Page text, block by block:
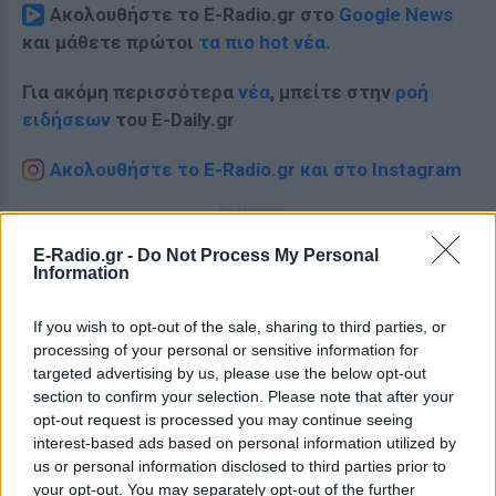
E-Radio.gr - Do Not Process My Personal
Information
If you wish to opt-out of the sale, sharing to third parties, or
processing of your personal or sensitive information for
targeted advertising by us, please use the below opt-out
section to confirm your selection. Please note that after your
opt-out request is processed you may continue seeing
interest-based ads based on personal information utilized by
us or personal information disclosed to third parties prior to
your opt-out. You may separately opt-out of the further
Ακολουθήστε το E-Radio.gr στο Google News
και μάθετε πρώτοι τα πιο hot νέα.
Για ακόμη περισσότερα νέα, μπείτε στην ροή
ειδήσεων του E-Daily.gr
Ακολουθήστε το E-Radio.gr και στο Instagram
ΔΙΑΦΗΜΙΣΗ